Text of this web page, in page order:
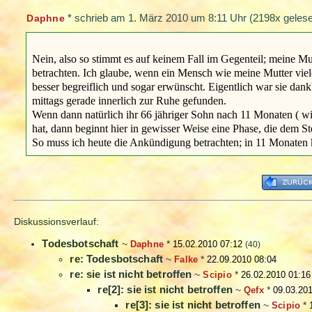
Daphne *schrieb am 1. März 2010 um 8:11 Uhr (2198x
Nein, also so stimmt es auf keinem Fall im Gegenteil; meine
betrachten. Ich glaube, wenn ein Mensch wie meine Mutter
besser begreiflich und sogar erwünscht. Eigentlich war sie
mittags gerade innerlich zur Ruhe gefunden.
Wenn dann natürlich ihr 66 jähriger Sohn nach 11 Monaten (
hat, dann beginnt hier in gewisser Weise eine Phase, die dem
So muss ich heute die Ankündigung betrachten; in 11
Diskussionsverlauf:
Todesbotschaft ~ Daphne * 15.02.2010 07:12 (40)
re: Todesbotschaft~ Falke *22.09.2010 08:04
re: sie ist nicht betroffen~Scipio * 26.02.2010 01:16
re[2]: sie ist nicht betroffen~ Qefx*
re[3]: sie ist nicht betroffen~ Scipio *